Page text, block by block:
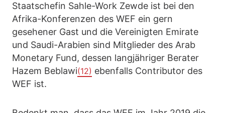
Staatschefin Sahle-Work Zewde ist bei den
Afrika-Konferenzen des WEF ein gern
gesehener Gast und die Vereinigten Emirate
und Saudi-Arabien sind Mitglieder des Arab
Monetary Fund, dessen langjähriger Berater
Hazem Beblawi(12) ebenfalls Contributor des
WEF ist.